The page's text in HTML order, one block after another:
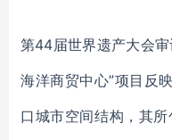
第44届世界遗产大会
海洋商贸中心”项目反
口城市空间结构，其